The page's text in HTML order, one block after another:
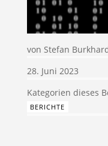
von Stefan
28. Juni 2023
BERICHTE